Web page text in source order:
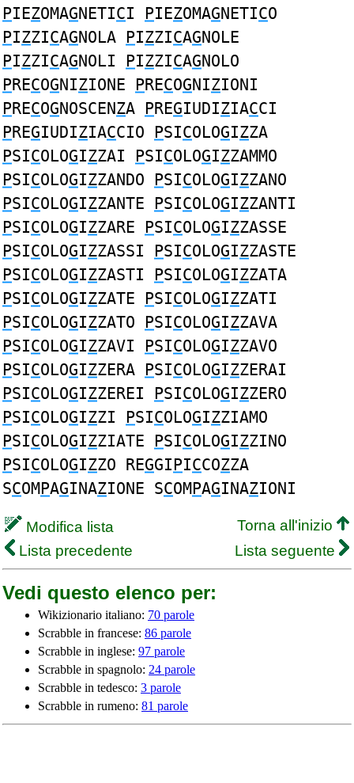
PIEZOMAGNETICI PIEZOMAGNETICO
PIZZICAGNOLA PIZZICAGNOLE
PIZZICAGNOLI PIZZICAGNOLO
PRECOGNIZIONE PRECOGNIZIONI
PRECOGNOSCENZA PREGIUDIZIACCI
PREGIUDIZIACCIO PSICOLOGIZZA
PSICOLOGIZZAI PSICOLOGIZZAMMO
PSICOLOGIZZANDO PSICOLOGIZZANO
PSICOLOGIZZANTE PSICOLOGIZZANTI
PSICOLOGIZZARE PSICOLOGIZZASSE
PSICOLOGIZZASSI PSICOLOGIZZASTE
PSICOLOGIZZASTI PSICOLOGIZZATA
PSICOLOGIZZATE PSICOLOGIZZATI
PSICOLOGIZZATO PSICOLOGIZZAVA
PSICOLOGIZZAVI PSICOLOGIZZAVO
PSICOLOGIZZERA PSICOLOGIZZERAI
PSICOLOGIZZEREI PSICOLOGIZZERO
PSICOLOGIZZI PSICOLOGIZZIAMO
PSICOLOGIZZIATE PSICOLOGIZZINO
PSICOLOGIZZO REGGIPICCOZZA
SCOMPAGINAZIONE SCOMPAGINAZIONI
Modifica lista
Torna all'inizio
Lista precedente
Lista seguente
Vedi questo elenco per:
Wikizionario italiano: 70 parole
Scrabble in francese: 86 parole
Scrabble in inglese: 97 parole
Scrabble in spagnolo: 24 parole
Scrabble in tedesco: 3 parole
Scrabble in rumeno: 81 parole